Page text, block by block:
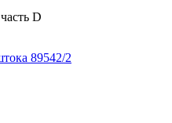
D
89542/2